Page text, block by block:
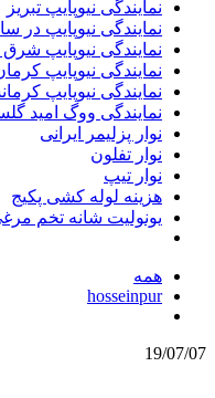
نمایندگی نیوپایپ تبریز
نمایندگی نیوپایپ در
نمایندگی نیوپایپ شرق
نمایندگی نیوپایپ
نمایندگی نیوپایپ
نمایندگی ووگ امید
نوار پزلیمر ایرانی
نوار تفلون
نوار تیپ
هزینه لوله کشی پکیج
یونولیت شانه تخم
همه
hosseinpur
19/07/07